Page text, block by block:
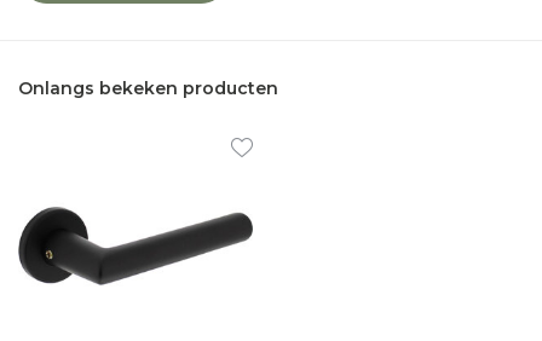
Onlangs bekeken producten